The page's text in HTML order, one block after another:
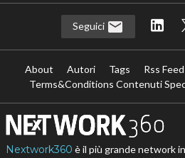
Seguici
About Autori Tags Rss Feed
Terms&Conditions Contenuti
Nextwork360 è il più grande network